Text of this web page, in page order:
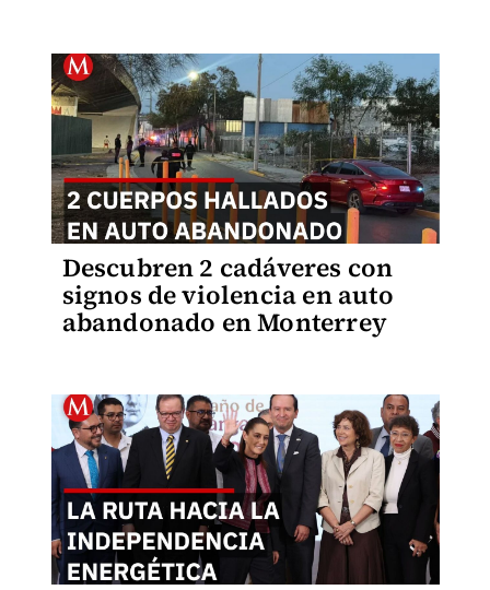
Descubren 2 cadáveres con
signos de violencia en auto
abandonado en Monterrey